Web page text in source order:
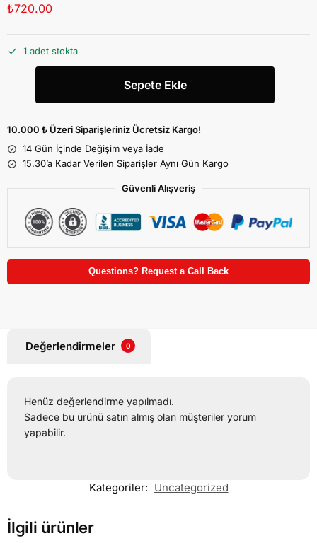
₺720.00
1 adet stokta
Sepete Ekle
10.000 ₺ Üzeri Siparişleriniz Ücretsiz Kargo!
14 Gün İçinde Değişim veya İade
15.30’a Kadar Verilen Siparişler Aynı Gün Kargo
Güvenli Alışveriş
Questions? Request a Call Back
Değerlendirmeler 0
Henüz değerlendirme yapılmadı.
Sadece bu ürünü satın almış olan müşteriler yorum
yapabilir.
Kategoriler: Uncategorized
İlgili ürünler